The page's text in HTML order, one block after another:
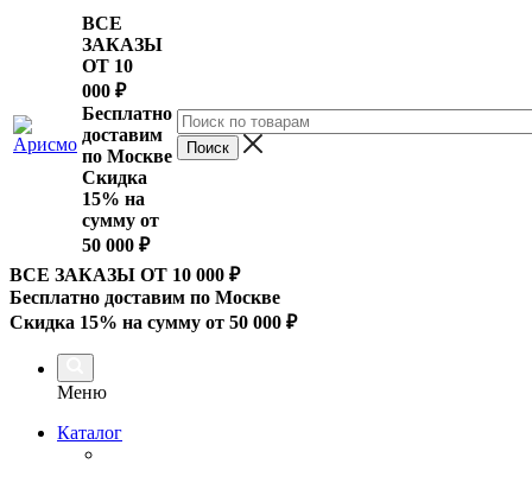
ВСЕ
ЗАКАЗЫ
ОТ 10
000 ₽
Бесплатно
доставим
по Москве
Скидка
15% на
сумму от
50 000 ₽
ВСЕ ЗАКАЗЫ ОТ 10 000 ₽
Бесплатно доставим по Москве
Скидка 15% на сумму от 50 000 ₽
Меню
Каталог